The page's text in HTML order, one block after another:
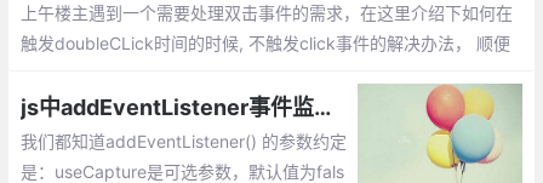
上午楼主遇到一个需要处理双击事件的需求，在这里介绍下如何在
触发doubleCLick时间的时候, 不触发click事件的解决办法， 顺便
断这个click 不在 doubleClick 中。
js中addEventListener事件监听器参数详解
我们都知道addEventListener() 的参数约定
是：useCapture是可选参数，默认值为fals